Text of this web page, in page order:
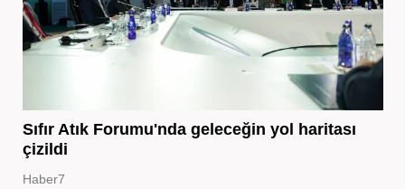
Sıfır Atık Forumu'nda geleceğin yol haritası
çizildi
Haber7